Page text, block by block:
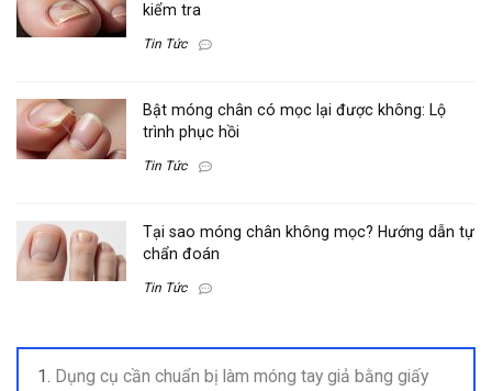
kiểm tra
Tin Tức
Bật móng chân có mọc lại được không: Lộ
trình phục hồi
Tin Tức
Tại sao móng chân không mọc? Hướng dẫn tự
chẩn đoán
Tin Tức
Dụng cụ cần chuẩn bị làm móng tay giả bằng giấy